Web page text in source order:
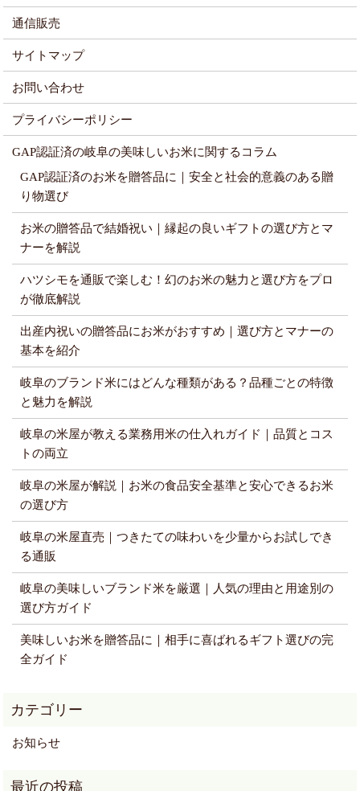
通信販売
サイトマップ
お問い合わせ
プライバシーポリシー
GAP認証済の岐阜の美味しいお米に関するコラム
GAP認証済のお米を贈答品に｜安全と社会的意義のある贈
り物選び
お米の贈答品で結婚祝い｜縁起の良いギフトの選び方とマ
ナーを解説
ハツシモを通販で楽しむ！幻のお米の魅力と選び方をプロ
が徹底解説
出産内祝いの贈答品にお米がおすすめ｜選び方とマナーの
基本を紹介
岐阜のブランド米にはどんな種類がある？品種ごとの特徴
と魅力を解説
岐阜の米屋が教える業務用米の仕入れガイド｜品質とコス
トの両立
岐阜の米屋が解説｜お米の食品安全基準と安心できるお米
の選び方
岐阜の米屋直売｜つきたての味わいを少量からお試しでき
る通販
岐阜の美味しいブランド米を厳選｜人気の理由と用途別の
選び方ガイド
美味しいお米を贈答品に｜相手に喜ばれるギフト選びの完
全ガイド
お知らせ